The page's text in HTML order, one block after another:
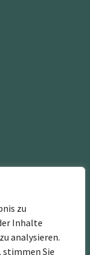
zu
Inhalte
analysieren.
stimmen Sie